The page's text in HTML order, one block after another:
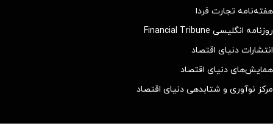
هفته‌نامه تجارت فردا
روزنامه انگلیسی Financial Tribune
انتشارات دنیای اقتصاد
همایش‌های دنیای اقتصاد
مرکز نوآوری و شتابدهی دنیای اقتصاد